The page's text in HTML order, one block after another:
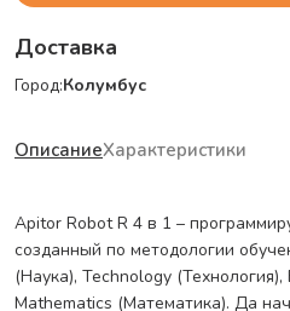
разовьёт пространственное
Яркие детали и понятные
Конструктор Apitor – это
и девочек, и мальчиков!
Доставка
Город:Колумбус
ОписаниеХарактеристики
Apitor Robot R 4 в 1 –
созданный по методологии
(Наука), Technology
Mathematics (Математика). Да